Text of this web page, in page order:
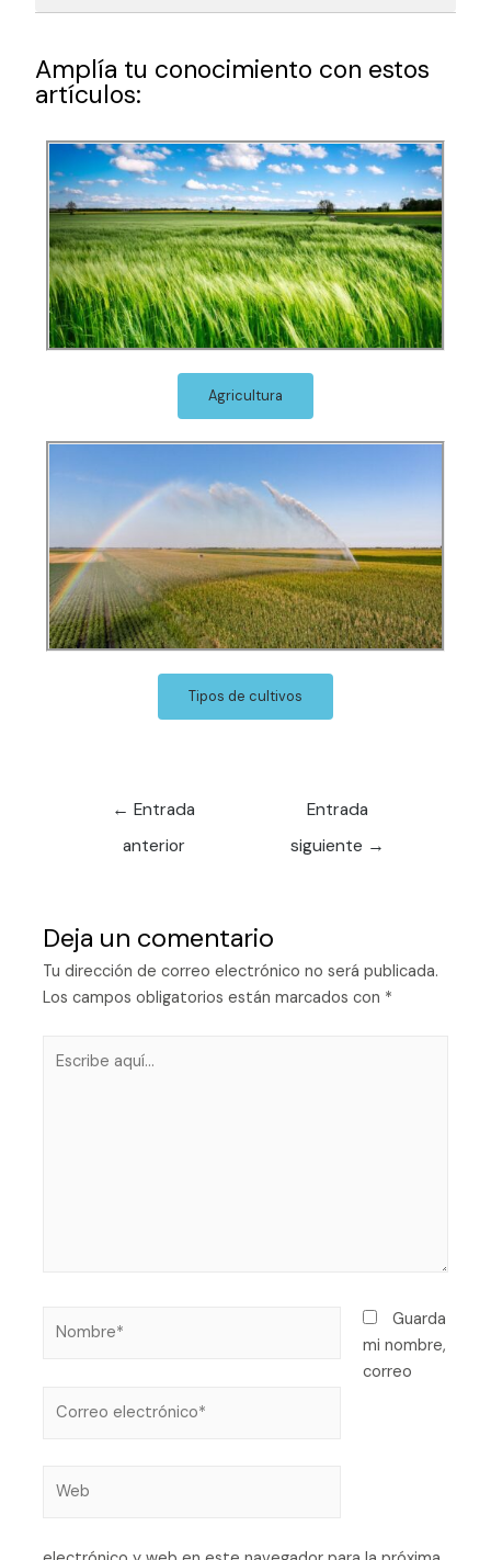
Amplía tu conocimiento con estos
artículos:
Agricultura
Tipos de cultivos
← Entrada
anterior
Entrada
siguiente →
Deja un comentario
Tu dirección de correo electrónico no será publicada.
Los campos obligatorios están marcados con *
Guarda
mi nombre,
correo